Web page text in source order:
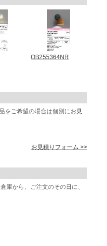
OB255364NR
をご希望の場合は個別にお見
お見積りフォーム >>
から、ご注文のその日に、